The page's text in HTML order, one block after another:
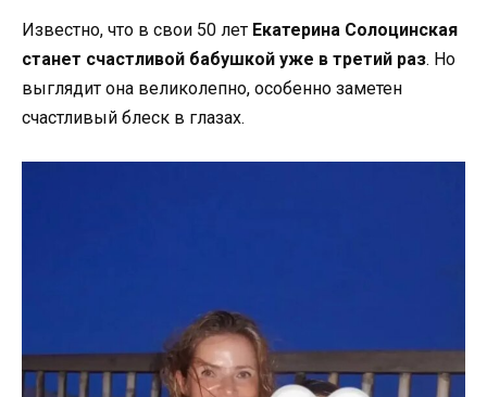
Известно, что в свои 50 лет Екатерина Солоцинская
станет счастливой бабушкой уже в третий раз. Но
выглядит она великолепно, особенно заметен
счастливый блеск в глазах.